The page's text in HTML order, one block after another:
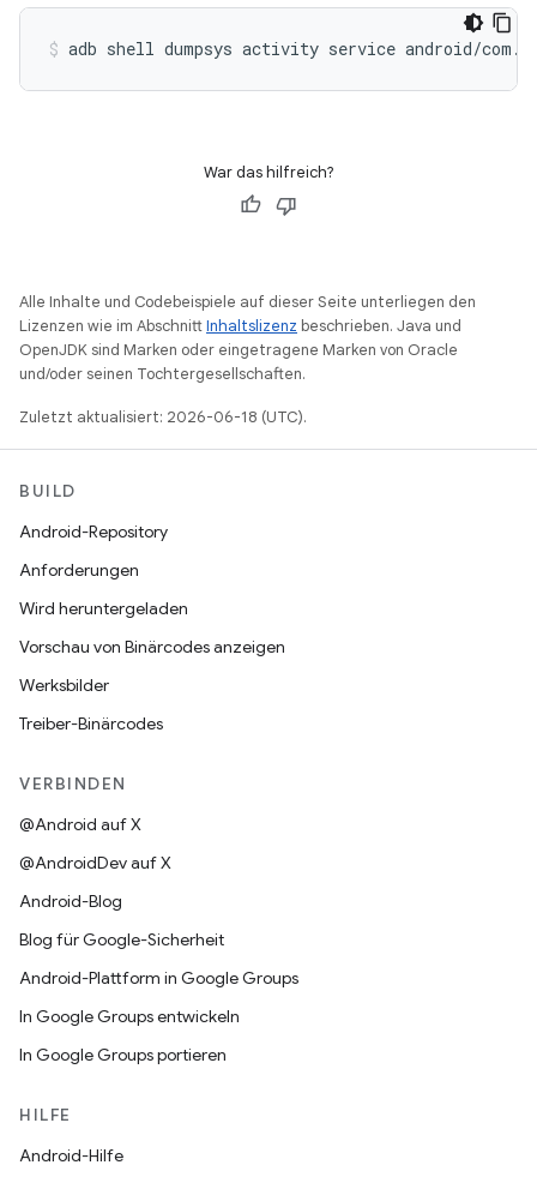
adb shell dumpsys activity service android/
War das hilfreich?
Alle Inhalte und Codebeispiele auf dieser Seite unterliegen den
Lizenzen wie im AbschnittInhaltslizenz beschrieben. Java und
OpenJDK sind Marken oder eingetragene Marken von Oracle
und/oder seinen Tochtergesellschaften.
Zuletzt aktualisiert: 2026-06-18 (UTC).
BUILD
Android-Repository
Anforderungen
Wird heruntergeladen
Vorschau von Binärcodes anzeigen
Werksbilder
Treiber-Binärcodes
VERBINDEN
@Android auf X
@AndroidDev auf X
Android-Blog
Blog für Google-Sicherheit
Android-Plattform in Google Groups
In Google Groups entwickeln
In Google Groups portieren
HILFE
Android-Hilfe